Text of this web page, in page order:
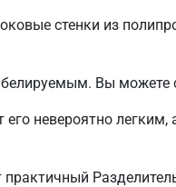
стенки из
Вы
его невероятно
практичный